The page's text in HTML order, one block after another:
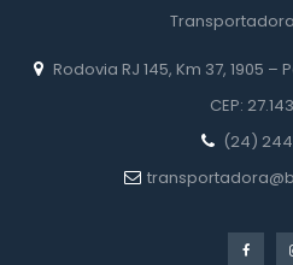
Rodovia RJ 145, Km 37, 1905
CEP:
(24)